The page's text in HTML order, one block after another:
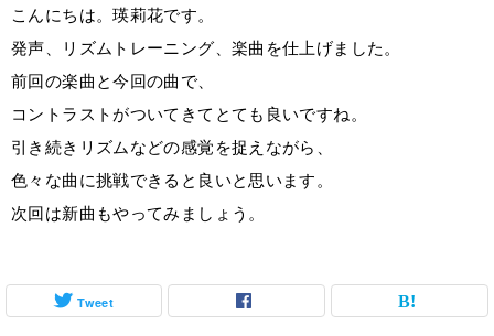
こんにちは。瑛莉花です。
発声、リズムトレーニング、楽曲を仕上げました。
前回の楽曲と今回の曲で、
コントラストがついてきてとても良いですね。
引き続きリズムなどの感覚を捉えながら、
色々な曲に挑戦できると良いと思います。
次回は新曲もやってみましょう。
Tweet